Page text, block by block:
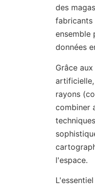
des
fabricants
ensemble
données
Grâce
artificielle,
rayons
combiner
l'espace.